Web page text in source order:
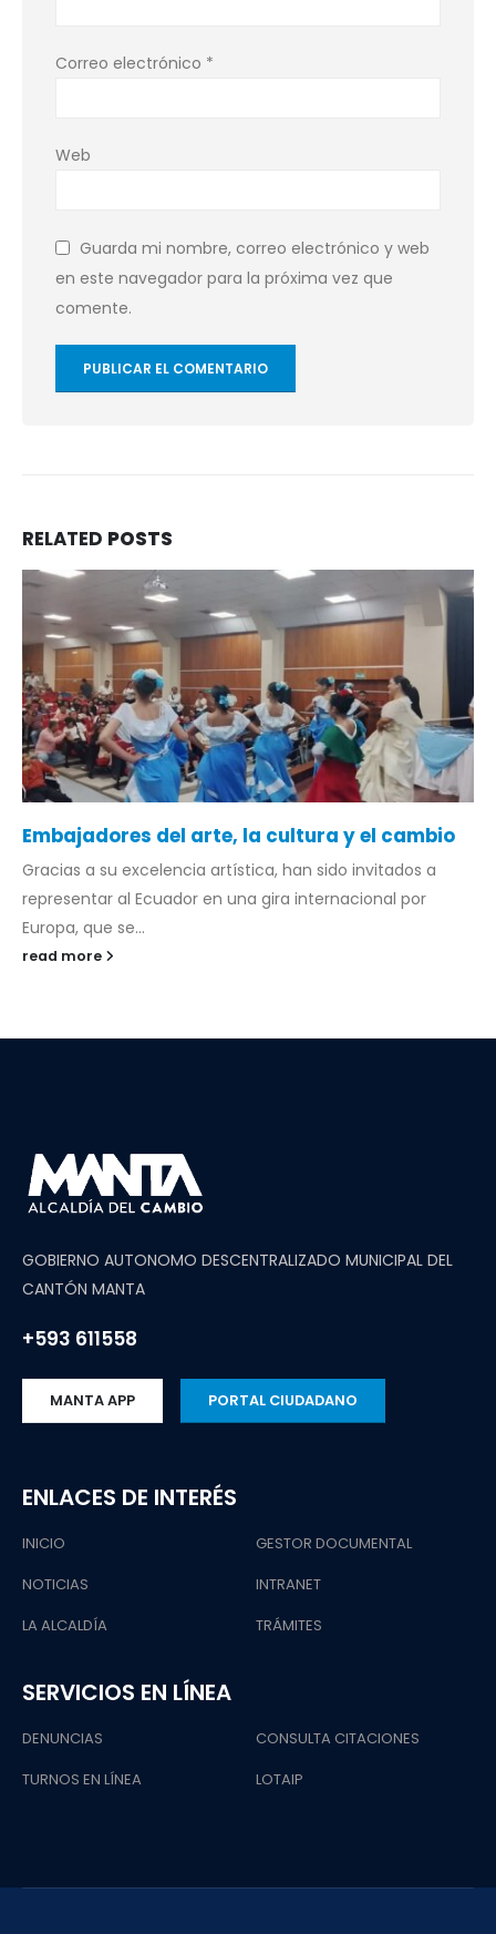
Correo electrónico *
Web
Guarda mi nombre, correo electrónico y web
en este navegador para la próxima vez que
comente.
RELATED POSTS
Embajadores del arte, la cultura y el cambio
Gracias a su excelencia artística, han sido invitados a
representar al Ecuador en una gira internacional por
Europa, que se...
read more
GOBIERNO AUTONOMO DESCENTRALIZADO MUNICIPAL DEL
CANTÓN MANTA
+593 611558
MANTA APP PORTAL CIUDADANO
ENLACES DE INTERÉS
INICIO
NOTICIAS
LA ALCALDÍA
GESTOR DOCUMENTAL
INTRANET
TRÁMITES
SERVICIOS EN LÍNEA
DENUNCIAS
TURNOS EN LÍNEA
CONSULTA CITACIONES
LOTAIP